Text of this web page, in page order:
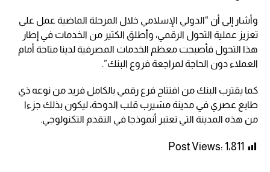
وأشار إلى أن “الدولي الإسلامي خلال المرحلة الماضية عمل على
تعزيز عملية التحول الرقمي، وأطلق الكثير من الخدمات في إطار
هذا التحول فأصبحت معظم الخدمات المصرفية لدينا متاحة أمام
العملاء دون الحاجة لمراجعة فروع البنك”.
كما يقترب البنك من افتتاح فرع رقمي بالكامل فريد من نوعه ذي
طابع عصري في مدينة مشيرب قلب الدوحة، ليكون بذلك جزءا
من هذه المدينة التي تعتبر أنموذجا في التقدم التكنولوجي.
Post Views: 1٬811